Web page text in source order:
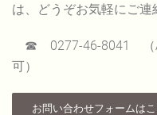
は、どうぞお気軽にご連
☎ 0277-46-8041 （
可）
お問い合わせフォームは